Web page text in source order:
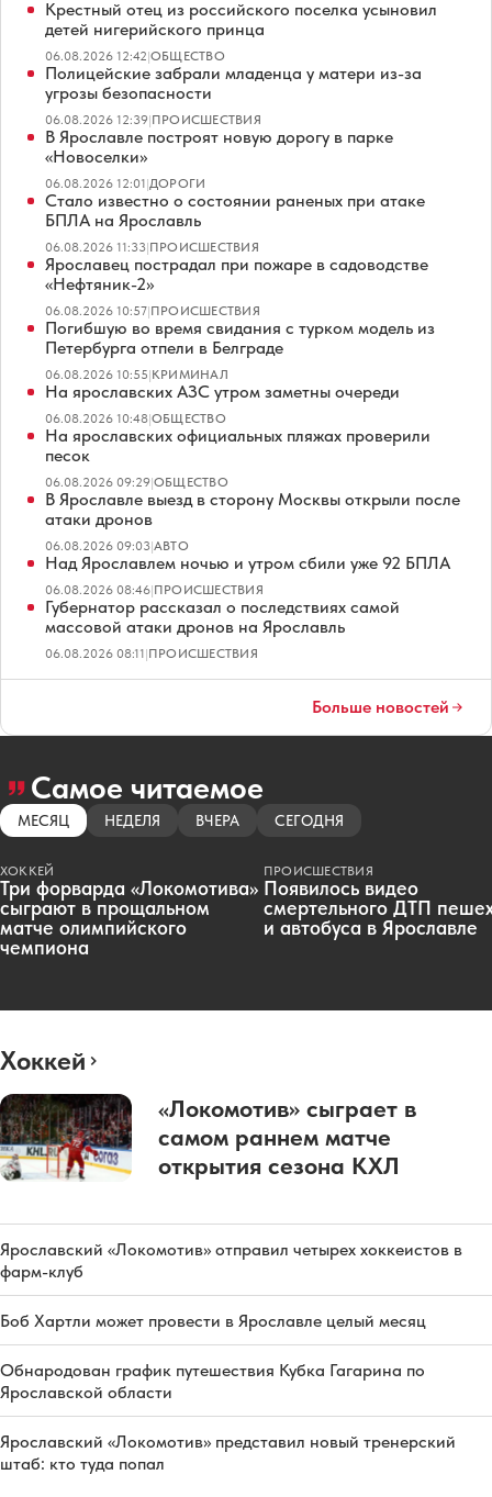
Крестный отец из российского поселка усыновил
детей нигерийского принца
06.08.2026 12:42|ОБЩЕСТВО
Полицейские забрали младенца у матери из-за
угрозы безопасности
06.08.2026 12:39|ПРОИСШЕСТВИЯ
В Ярославле построят новую дорогу в парке
«Новоселки»
06.08.2026 12:01|ДОРОГИ
Стало известно о состоянии раненых при атаке
БПЛА на Ярославль
06.08.2026 11:33|ПРОИСШЕСТВИЯ
Ярославец пострадал при пожаре в садоводстве
«Нефтяник-2»
06.08.2026 10:57|ПРОИСШЕСТВИЯ
Погибшую во время свидания с турком модель из
Петербурга отпели в Белграде
06.08.2026 10:55|КРИМИНАЛ
На ярославских АЗС утром заметны очереди
06.08.2026 10:48|ОБЩЕСТВО
На ярославских официальных пляжах проверили
песок
06.08.2026 09:29|ОБЩЕСТВО
В Ярославле выезд в сторону Москвы открыли после
атаки дронов
06.08.2026 09:03|АВТО
Над Ярославлем ночью и утром сбили уже 92 БПЛА
06.08.2026 08:46|ПРОИСШЕСТВИЯ
Губернатор рассказал о последствиях самой
массовой атаки дронов на Ярославль
06.08.2026 08:11|ПРОИСШЕСТВИЯ
Больше новостей
Самое читаемое
МЕСЯЦ НЕДЕЛЯ ВЧЕРА СЕГОДНЯ
ХОККЕЙ
Три форварда «Локомотива»
сыграют в прощальном
матче олимпийского
чемпиона
ПРОИСШЕСТВИЯ
Появилось видео
смертельного ДТП
и автобуса в Ярославле
Хоккей
«Локомотив» сыграет в
самом раннем матче
открытия сезона КХЛ
Ярославский «Локомотив» отправил четырех хоккеистов в
фарм-клуб
Боб Хартли может провести в Ярославле целый месяц
Обнародован график путешествия Кубка Гагарина по
Ярославской области
Ярославский «Локомотив» представил новый тренерский
штаб: кто туда попал